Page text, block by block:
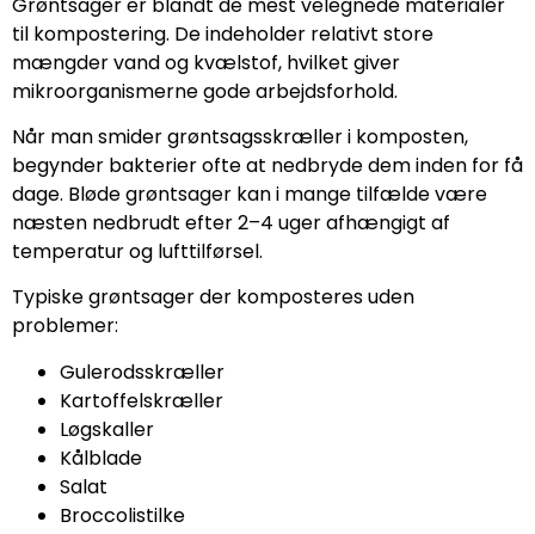
til kompostering. De indeholder relativt store
mængder vand og kvælstof, hvilket giver
mikroorganismerne gode arbejdsforhold.
Når man smider grøntsagsskræller i komposten,
begynder bakterier ofte at nedbryde dem inden for få
dage. Bløde grøntsager kan i mange tilfælde være
næsten nedbrudt efter 2–4 uger afhængigt af
temperatur og lufttilførsel.
Typiske grøntsager der komposteres uden
problemer:
Gulerodsskræller
Kartoffelskræller
Løgskaller
Kålblade
Salat
Broccolistilke